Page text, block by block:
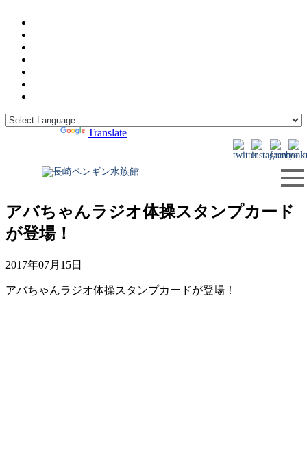
Translate
アバちゃんラジオ体操スタンプカード
が登場！
2017年07月15日
アバちゃんラジオ体操スタンプカードが登場！